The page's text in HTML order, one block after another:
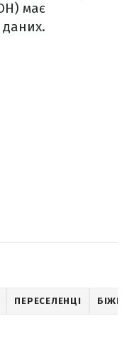
має
ПЕРЕСЕЛЕНЦІ